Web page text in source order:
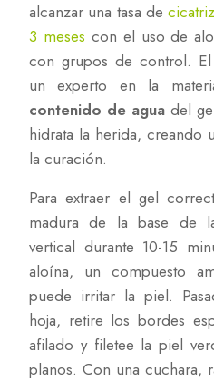
alcanzar una tasa de
3 meses con el uso de
con grupos de control.
un experto en la
contenido de agua del
hidrata la herida, creando
la curación.
Para extraer el gel
madura de la base de
vertical durante 10-15
aloína, un compuesto
puede irritar la piel.
hoja, retire los bordes
afilado y filetee la piel
planos. Con una cuchara,